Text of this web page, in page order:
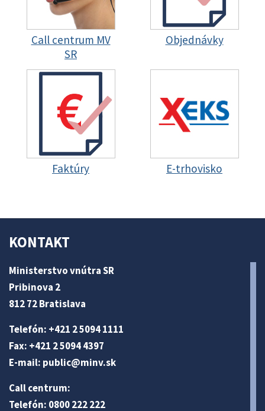
Call centrum MV
SR
Objednávky
Faktúry E-trhovisko
KONTAKT
Ministerstvo vnútra SR
Pribinova 2
812 72 Bratislava
Telefón: +421 2 5094 1111
Fax: +421 2 5094 4397
E-mail: public@minv.sk
Call centrum:
Telefón: 0800 222 222